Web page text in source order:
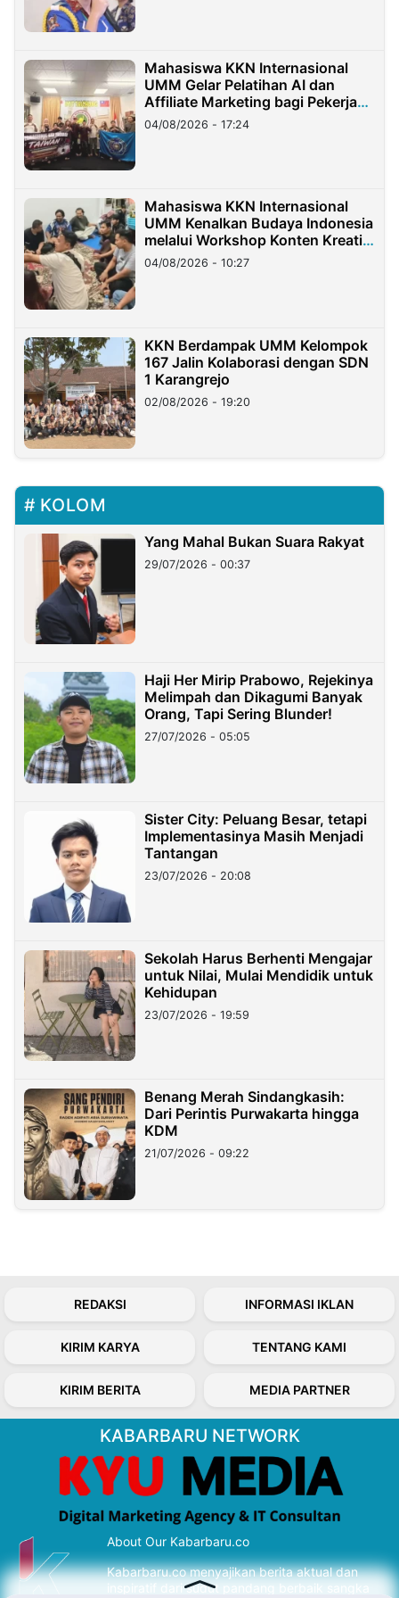
Mahasiswa KKN Internasional
UMM Gelar Pelatihan AI dan
Affiliate Marketing bagi Pekerja
Migran Indonesia di Taiwan
04/08/2026 - 17:24
Mahasiswa KKN Internasional
UMM Kenalkan Budaya Indonesia
melalui Workshop Konten Kreatif
di Taiwan
04/08/2026 - 10:27
KKN Berdampak UMM Kelompok
167 Jalin Kolaborasi dengan SDN
1 Karangrejo
02/08/2026 - 19:20
KOLOM
Yang Mahal Bukan Suara Rakyat
29/07/2026 - 00:37
Haji Her Mirip Prabowo, Rejekinya
Melimpah dan Dikagumi Banyak
Orang, Tapi Sering Blunder!
27/07/2026 - 05:05
Sister City: Peluang Besar, tetapi
Implementasinya Masih Menjadi
Tantangan
23/07/2026 - 20:08
Sekolah Harus Berhenti Mengajar
untuk Nilai, Mulai Mendidik untuk
Kehidupan
23/07/2026 - 19:59
Benang Merah Sindangkasih:
Dari Perintis Purwakarta hingga
KDM
21/07/2026 - 09:22
REDAKSI INFORMASI IKLAN
KIRIM KARYA TENTANG KAMI
KIRIM BERITA MEDIA PARTNER
KABARBARU NETWORK
About Our Kabarbaru.co
Kabarbaru.co menyajikan berita aktual dan
inspiratif dari sudut pandang berbaik sangka